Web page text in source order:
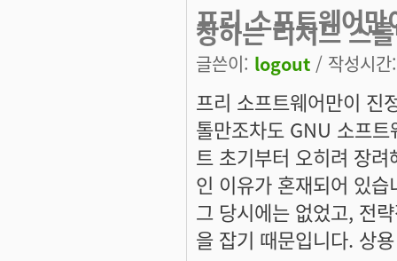
프리 소프트웨어
장하는 리처드 스
글쓴이: logout / 작성시
프리 소프트웨어만이 진
톨만조차도 GNU 소프
트 초기부터 오히려 장
인 이유가 혼재되어 있
그 당시에는 없었고, 전
을 잡기 때문입니다. 상